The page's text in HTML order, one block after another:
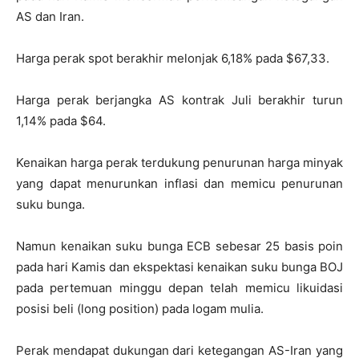
AS dan Iran.
Harga perak spot berakhir melonjak 6,18% pada $67,33.
Harga perak berjangka AS kontrak Juli berakhir turun
1,14% pada $64.
Kenaikan harga perak terdukung penurunan harga minyak
yang dapat menurunkan inflasi dan memicu penurunan
suku bunga.
Namun kenaikan suku bunga ECB sebesar 25 basis poin
pada hari Kamis dan ekspektasi kenaikan suku bunga BOJ
pada pertemuan minggu depan telah memicu likuidasi
posisi beli (long position) pada logam mulia.
Perak mendapat dukungan dari ketegangan AS-Iran yang